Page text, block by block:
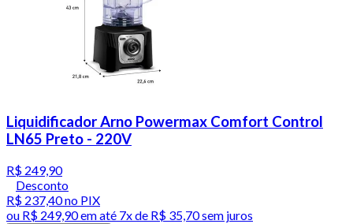
Liquidificador Arno Powermax Comfort Control
LN65 Preto - 220V
R$ 249,90
Desconto
R$ 237,40no PIX
ou R$ 249,90em até 7x de R$ 35,70 sem juros